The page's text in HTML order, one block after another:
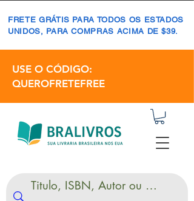
FRETE GRÁTIS PARA TODOS OS ESTADOS
UNIDOS, PARA COMPRAS ACIMA DE $39.
USE O CÓDIGO:
QUEROFRETEFREE